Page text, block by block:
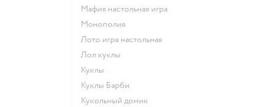
Мафия настольная игра
Монополия
Лото игра настольная
Лол куклы
Куклы
Куклы Барби
Кукольный домик